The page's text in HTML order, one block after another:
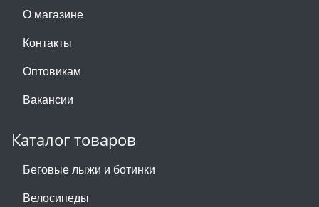
О магазине
Контакты
Оптовикам
Вакансии
Каталог товаров
Беговые лыжи и ботинки
Велосипеды